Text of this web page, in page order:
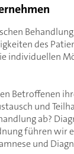
des
individuellen
Betroffenen
und
ab?
führen wir
und